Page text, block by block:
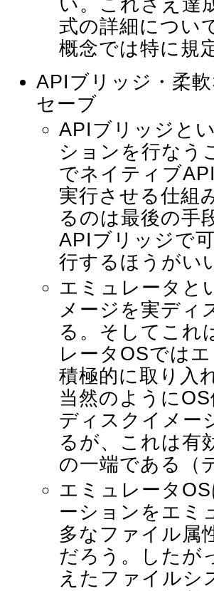
式の詳細につい
概念では特に規
APIブリッジ・柔
セーブ
APIブリッジと
ションを行なう
でネイティブ
実行させる仕組
るのは最後の手
APIブリッジで
行するほうがい
エミュレータと
メージを実ディ
る。そしてこれ
レータOSでは
積極的に取り入
当然のように
ディスクイメー
るが、これは有
の一端である（
エミュレータ
ーションをエミ
多なファイル属
だろう。したが
えたファイルシ